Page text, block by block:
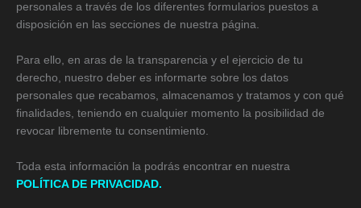
personales a través de los diferentes formularios puestos a
disposición en las secciones de nuestra página.
Para ello, en aras de la transparencia y el ejercicio de tu
derecho, nuestro deber es informarte sobre los datos
personales que recabamos, almacenamos y tratamos y con qué
finalidades, teniendo en cualquier momento la posibilidad de
revocar libremente tu consentimiento.
Toda esta información la podrás encontrar en nuestra
POLÍTICA DE PRIVACIDAD.